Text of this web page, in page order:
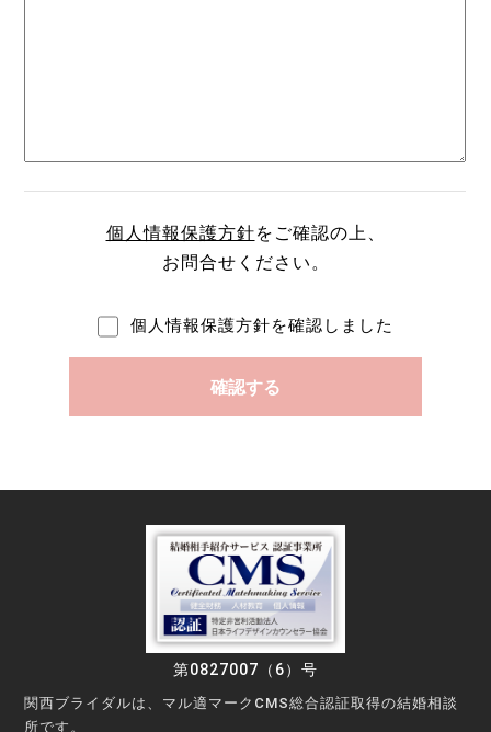
個人情報保護方針をご確認の上、
お問合せください。
個人情報保護方針を確認しました
第0827007（6）号
関西ブライダルは、マル適マークCMS総合認証取得の結婚相談
所です。